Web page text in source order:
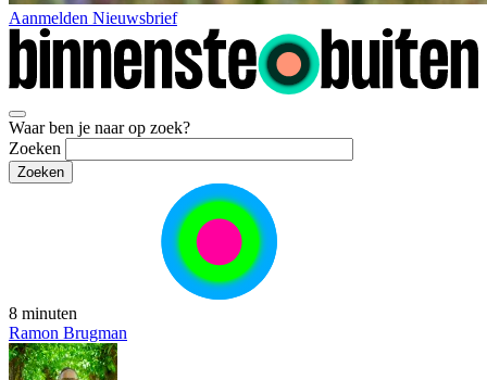
Aanmelden Nieuwsbrief
Waar ben je naar op zoek?
Zoeken
8 minuten
Ramon Brugman